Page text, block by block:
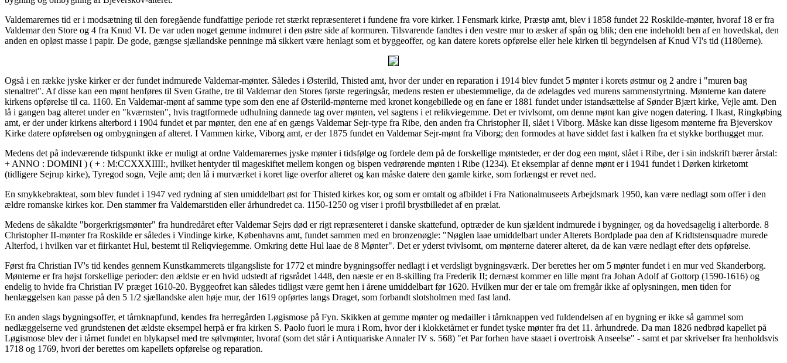
Valdemarernes tid er i modsætning til den foregående fundfattige periode ret stærkt repræsenteret i fundene fra vore kirker. I Fensmark kirke, Præstø amt, blev i 1858 fundet 22 Roskilde-mønter, hvoraf 18 er fra
Valdemar den Store og 4 fra Knud VI. De var uden noget gemme indmuret i den østre side af kormuren. Tilsvarende fandtes i den vestre mur to æsker af spån og blik; den ene indeholdt ben af en hovedskal, den
anden en opløst masse i papir. De gode, gængse sjællandske penninge må sikkert være henlagt som et byggeoffer, og kan datere korets opførelse eller hele kirken til begyndelsen af Knud VI's tid (1180erne).
Også i en række jyske kirker er der fundet indmurede Valdemar-mønter. Således i Østerild, Thisted amt, hvor der under en reparation i 1914 blev fundet 5 mønter i korets østmur og 2 andre i "muren bag
stenaltret". Af disse kan een mønt henføres til Sven Grathe, tre til Valdemar den Stores første regeringsår, medens resten er ubestemmelige, da de ødelagdes ved murens sammenstyrtning. Mønterne kan datere
kirkens opførelse til ca. 1160. En Valdemar-mønt af samme type som den ene af Østerild-mønterne med kronet kongebillede og en fane er 1881 fundet under istandsættelse af Sønder Bjært kirke, Vejle amt. Den
lå i gangen bag alteret under en "kværnsten", hvis tragtformede udhulning dannede tag over mønten, vel sagtens i et relikviegemme. Det er tvivlsomt, om denne mønt kan give nogen datering. I Ikast, Ringkøbing
amt, er der under kirkens alterbord i 1904 fundet et par mønter, den ene af en gængs Valdemar Sejr-type fra Ribe, den anden fra Christopher II, slået i Viborg. Måske kan disse ligesom mønterne fra Bjeverskov
Kirke datere opførelsen og ombygningen af alteret. I Vammen kirke, Viborg amt, er der 1875 fundet en Valdemar Sejr-mønt fra Viborg; den formodes at have siddet fast i kalken fra et stykke borthugget mur.
Medens det på indeværende tidspunkt ikke er muligt at ordne Valdemarernes jyske mønter i tidsfølge og fordele dem på de forskellige møntsteder, er der dog een mønt, slået i Ribe, der i sin indskrift bærer årstal:
+ ANNO : DOMINI ) ( + : M:CCXXXIIII:, hvilket hentyder til mageskiftet mellem kongen og bispen vedrørende mønten i Ribe (1234). Et eksemplar af denne mønt er i 1941 fundet i Dørken kirketomt
(tidligere Sejrup kirke), Tyregod sogn, Vejle amt; den lå i murværket i koret lige overfor alteret og kan måske datere den gamle kirke, som forlængst er revet ned.
En smykkebrakteat, som blev fundet i 1947 ved rydning af sten umiddelbart øst for Thisted kirkes kor, og som er omtalt og afbildet i Fra Nationalmuseets Arbejdsmark 1950, kan være nedlagt som offer i den
ældre romanske kirkes kor. Den stammer fra Valdemarstiden eller århundredet ca. 1150-1250 og viser i profil brystbilledet af en prælat.
Medens de såkaldte "borgerkrigsmønter" fra hundredåret efter Valdemar Sejrs død er rigt repræsenteret i danske skattefund, optræder de kun sjældent indmurede i bygninger, og da hovedsagelig i alterborde. 8
Christopher II-mønter fra Roskilde er således i Vindinge kirke, Københavns amt, fundet sammen med en bronzenøgle: "Nøglen laae umiddelbart under Alterets Bordplade paa den af Kridtstensquadre murede
Alterfod, i hvilken var et fiirkantet Hul, bestemt til Reliqviegemme. Omkring dette Hul laae de 8 Mønter". Det er yderst tvivlsomt, om mønterne daterer alteret, da de kan være nedlagt efter dets opførelse.
Først fra Christian IV's tid kendes gennem Kunstkammerets tilgangsliste for 1772 et mindre bygningsoffer nedlagt i et verdsligt bygningsværk. Der berettes her om 5 mønter fundet i en mur ved Skanderborg.
Mønterne er fra højst forskellige perioder: den ældste er en hvid udstedt af rigsrådet 1448, den næste er en 8-skilling fra Frederik II; dernæst kommer en lille mønt fra Johan Adolf af Gottorp (1590-1616) og
endelig to hvide fra Christian IV præget 1610-20. Byggeofret kan således tidligst være gemt hen i årene umiddelbart før 1620. Hvilken mur der er tale om fremgår ikke af oplysningen, men tiden for
henlæggelsen kan passe på den 5 1/2 sjællandske alen høje mur, der 1619 opførtes langs Draget, som forbandt slotsholmen med fast land.
En anden slags bygningsoffer, et tårnknapfund, kendes fra herregården Løgismose på Fyn. Skikken at gemme mønter og medailler i tårnknappen ved fuldendelsen af en bygning er ikke så gammel som
nedlæggelserne ved grundstenen det ældste eksempel herpå er fra kirken S. Paolo fuori le mura i Rom, hvor der i klokketårnet er fundet tyske mønter fra det 11. århundrede. Da man 1826 nedbrød kapellet på
Løgismose blev der i tårnet fundet en blykapsel med tre sølvmønter, hvoraf (som det står i Antiquariske Annaler IV s. 568) "et Par forhen have staaet i overtroisk Anseelse" - samt et par skrivelser fra henholdsvis
1718 og 1769, hvori der berettes om kapellets opførelse og reparation.